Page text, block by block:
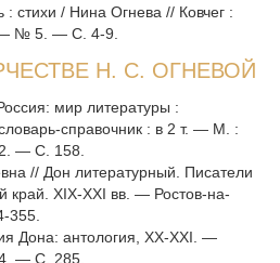
стихи / Нина Огнева // Ковчег :
№ 5. — С. 4-9.
Н. С. ОГНЕВОЙ
мир литературы :
справочник : в 2 т. — М. :
— С. 158.
// Дон литературный. Писатели
край. XIX-XXI вв. — Ростов-на-
355.
Дона: антология, XX-XXI. —
— С. 285.